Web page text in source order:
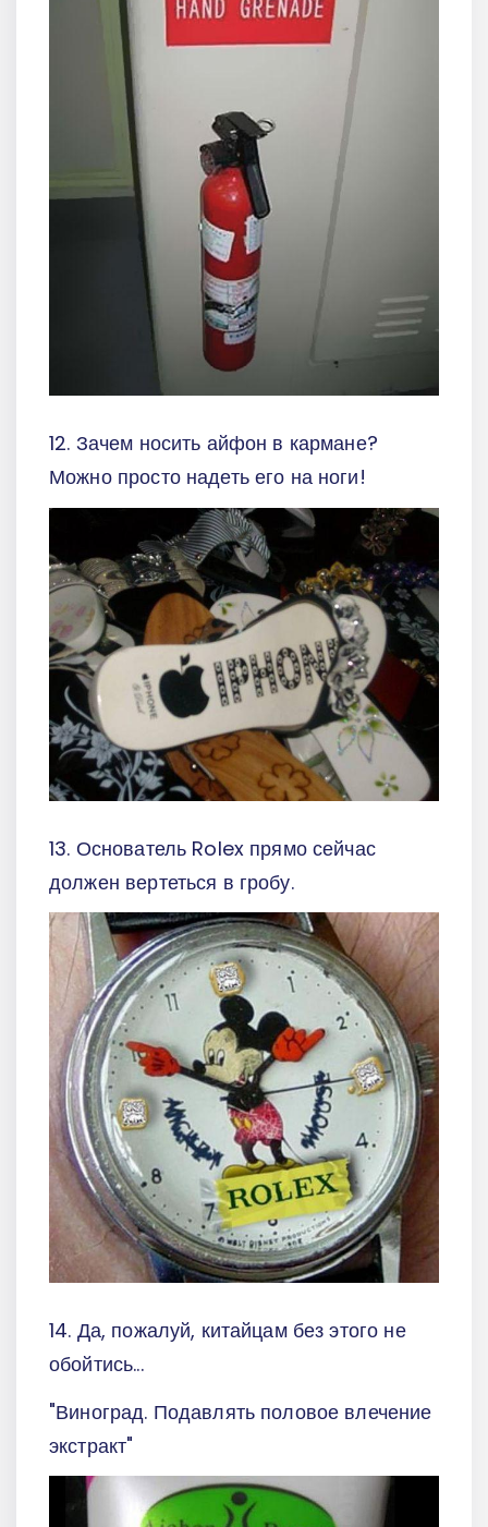
12. Зачем носить айфон в кармане?
Можно просто надеть его на ноги!
13. Основатель Rolex прямо сейчас
должен вертеться в гробу.
14. Да, пожалуй, китайцам без этого не
обойтись...
"Виноград. Подавлять половое влечение
экстракт"